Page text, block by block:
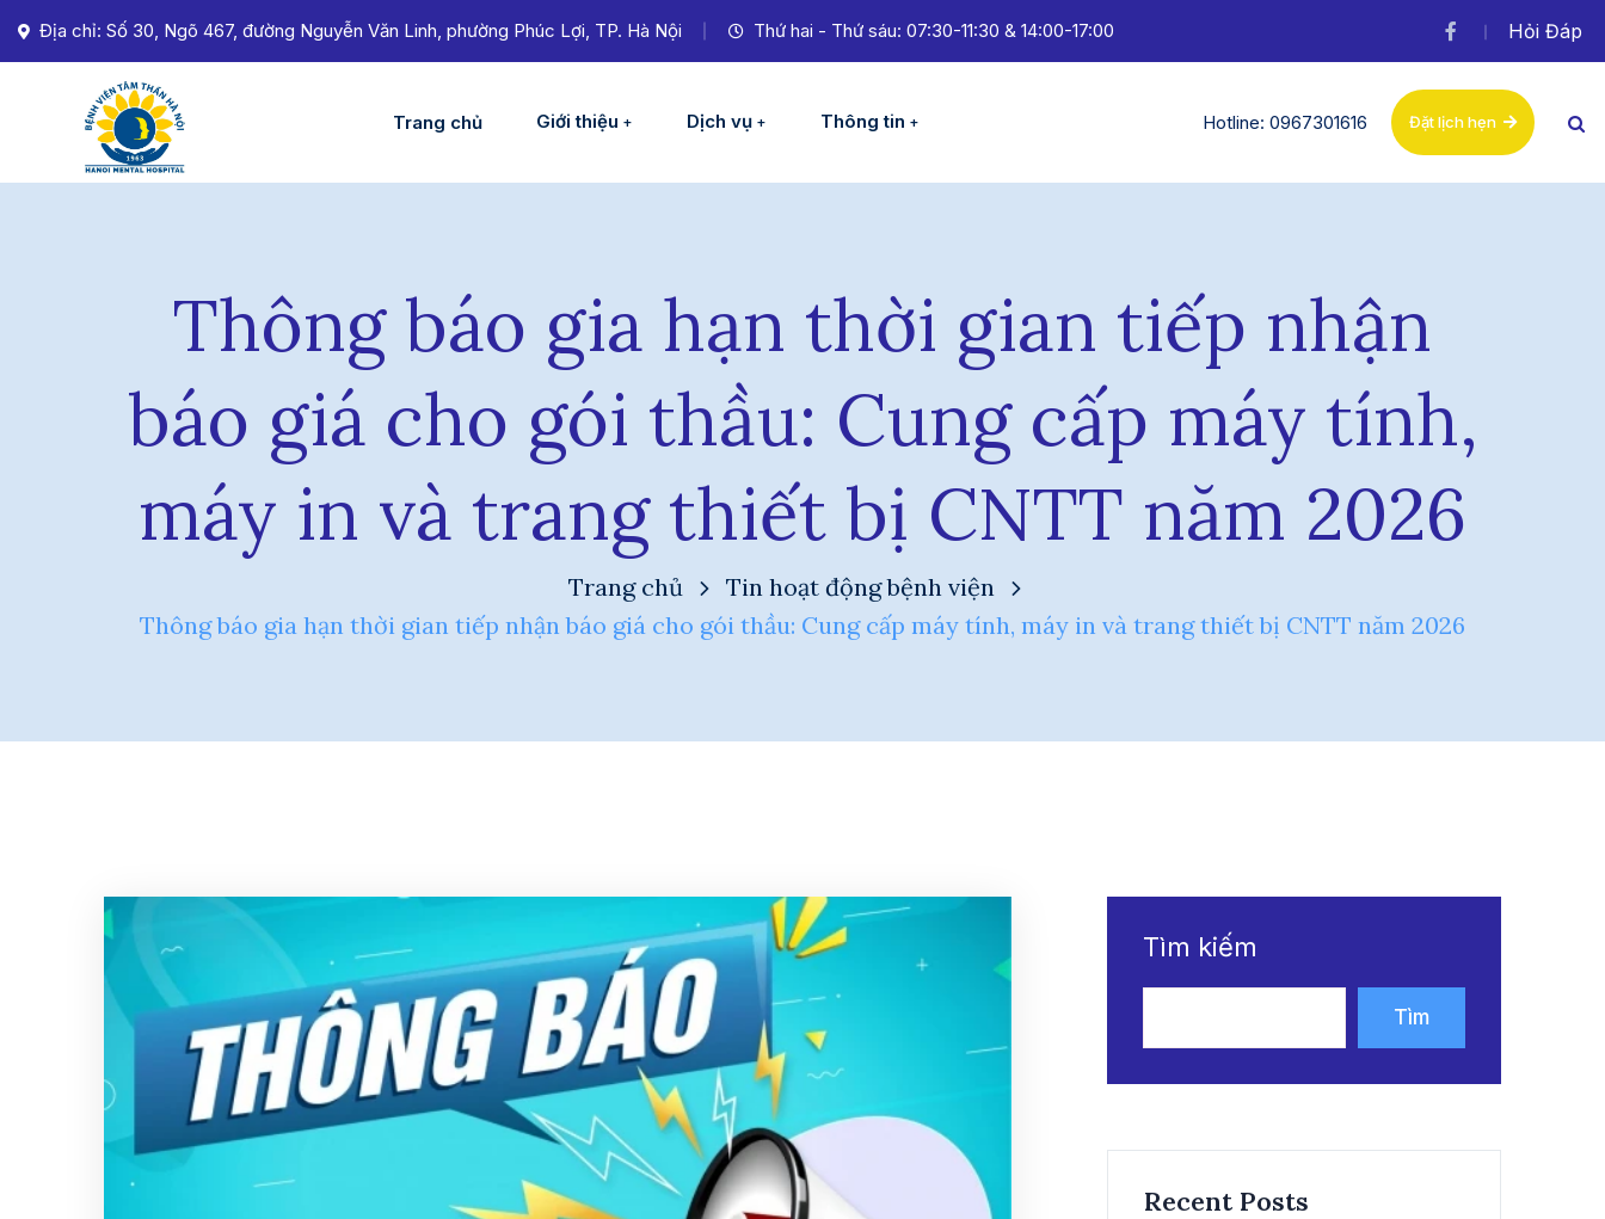
Địa chỉ: Số 30, Ngõ 467, đường Nguyễn Văn Linh, phường Phúc Lợi, TP. Hà Nội Thứ hai - Thứ sáu: 07:30-11:30 & 14:00-17:00 Hỏi Đáp
Trang chủ Giới thiệu Dịch vụ Thông tin Hotline: 0967301616 Đặt lịch hẹn
Thông báo gia hạn thời gian tiếp nhận
báo giá cho gói thầu: Cung cấp máy tính,
máy in và trang thiết bị CNTT năm 2026
Trang chủ
Tin hoạt động bệnh viện
Thông báo gia hạn thời gian tiếp nhận báo giá cho gói thầu: Cung cấp máy tính, máy in và trang thiết bị CNTT năm 2026
Tìm kiếm
Tìm
kiếm
Recent Posts